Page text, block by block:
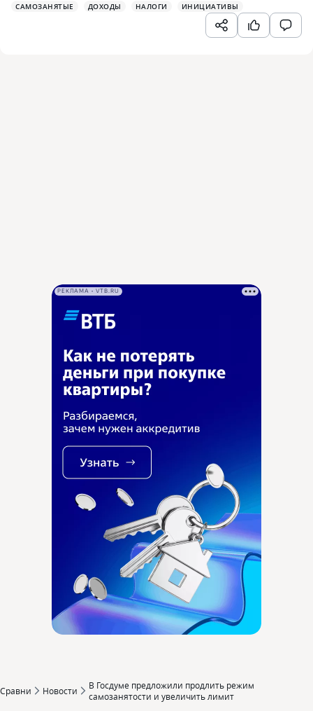
САМОЗАНЯТЫЕ ДОХОДЫ НАЛОГИ ИНИЦИАТИВЫ
РЕКЛАМА • VTB.RU
Сравни Новости
В Госдуме предложили продлить режим
самозанятости и увеличить лимит